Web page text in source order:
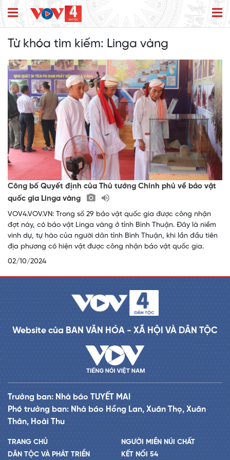
Từ khóa tìm kiếm: Linga vàng
Công bố Quyết định của Thủ tướng Chính phủ về bảo vật
quốc gia Linga vàng
VOV4.VOV.VN: Trong số 29 bảo vật quốc gia được công nhận
đợt này, có bảo vật Linga vàng ở tỉnh Bình Thuận. Đây là niềm
vinh dự, tự hào của người dân tỉnh Bình Thuận, khi lần đầu tiên
địa phương có hiện vật được công nhận bảo vật quốc gia.
02/10/2024
Website của BAN VĂN HÓA - XÃ HỘI VÀ DÂN TỘC
Trưởng ban: Nhà báo TUYẾT MAI
Phó trưởng ban: Nhà báo Hồng Lan, Xuân Thọ, Xuân
Thân, Hoài Thu
TRANG CHỦ
DÂN TỘC VÀ PHÁT TRIỂN
NGƯỜI MIỀN NÚI CHẤT
KẾT NỐI 54